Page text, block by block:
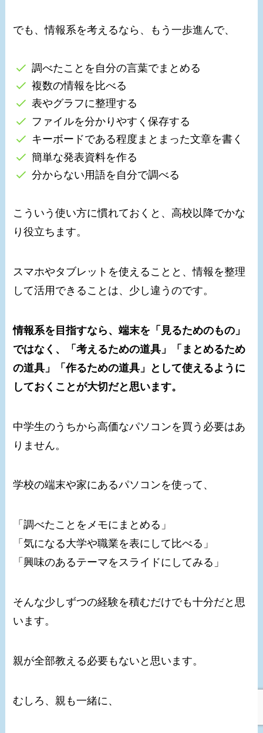
でも、情報系を考えるなら、もう一歩進んで、
調べたことを自分の言葉でまとめる
複数の情報を比べる
表やグラフに整理する
ファイルを分かりやすく保存する
キーボードである程度まとまった文章を書く
簡単な発表資料を作る
分からない用語を自分で調べる
こういう使い方に慣れておくと、高校以降でかな
り役立ちます。
スマホやタブレットを使えることと、情報を整理
して活用できることは、少し違うのです。
情報系を目指すなら、端末を「見るためのもの」
ではなく、「考えるための道具」「まとめるため
の道具」「作るための道具」として使えるように
しておくことが大切だと思います。
中学生のうちから高価なパソコンを買う必要はあ
りません。
学校の端末や家にあるパソコンを使って、
「調べたことをメモにまとめる」
「気になる大学や職業を表にして比べる」
「興味のあるテーマをスライドにしてみる」
そんな少しずつの経験を積むだけでも十分だと思
います。
親が全部教える必要もないと思います。
むしろ、親も一緒に、